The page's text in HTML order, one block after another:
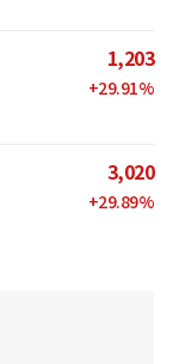
1,203
+29.91%
3,020
+29.89%